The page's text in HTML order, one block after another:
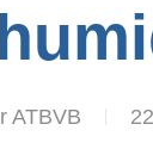
ATBVB